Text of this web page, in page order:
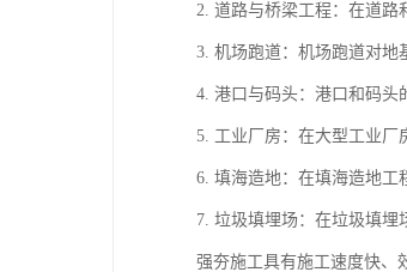
2. 道路与桥梁工程：在道路
3. 机场跑道：机场跑道对地
4. 港口与码头：港口和码头
5. 工业厂房：在大型工业厂
6. 填海造地：在填海造地工
7. 垃圾填埋场：在垃圾填埋
强夯施工具有施工速度快、